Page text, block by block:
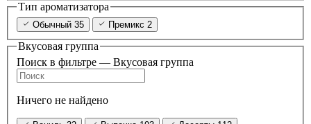
Тип ароматизатора
Обычный 35 Премикс 2
Вкусовая группа
Поиск в фильтре — Вкусовая группа
Ничего не найдено